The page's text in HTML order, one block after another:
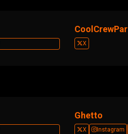
CoolCrewPar
X
Ghetto
X Instagram